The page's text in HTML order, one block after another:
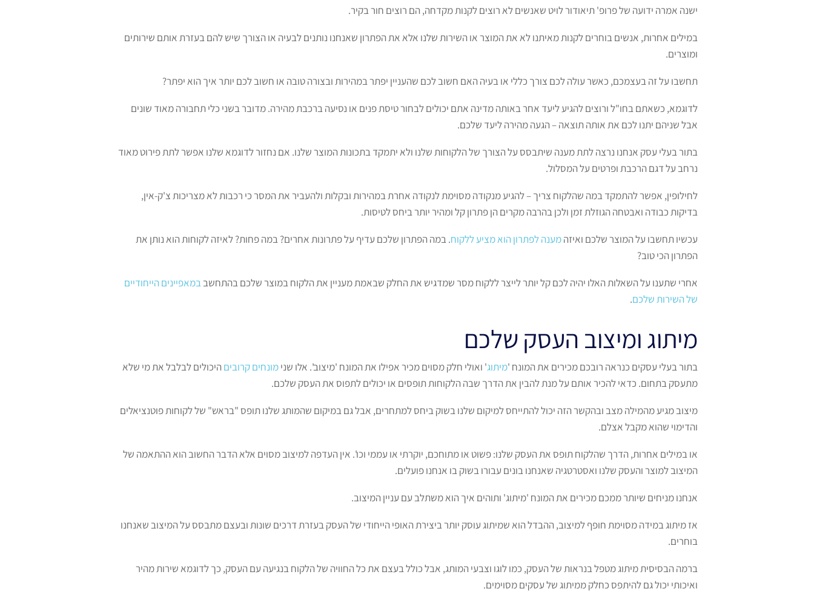
ישנה אמרה ידועה של פרופ' תיאודור לויט שאנשים לא רוצים לקנות מקדחה, הם רוצים חור בקיר.
במילים אחרות, אנשים בוחרים לקנות מאיתנו לא את המוצר או השירות שלנו אלא את הפתרון שאנחנו נותנים לבעיה או הצורך שיש להם בעזרת אותם שירותים
ומוצרים.
תחשבו על זה בעצמכם, כאשר עולה לכם צורך כללי או בעיה האם חשוב לכם שהעניין יפתר במהירות ובצורה טובה או חשוב לכם יותר איך הוא יפתר?
לדוגמא, כשאתם בחו"ל ורוצים להגיע ליעד אחר באותה מדינה אתם יכולים לבחור טיסת פנים או נסיעה ברכבת מהירה. מדובר בשני כלי תחבורה מאוד שונים
אבל שניהם יתנו לכם את אותה תוצאה – הגעה מהירה ליעד שלכם.
בתור בעלי עסק אנחנו נרצה לתת מענה שיתבסס על הצורך של הלקוחות שלנו ולא יתמקד בתכונות המוצר שלנו. אם נחזור לדוגמא שלנו אפשר לתת פירוט מאוד
נרחב על דגם הרכבת ופרטים על המסלול.
לחילופין, אפשר להתמקד במה שהלקוח צריך – להגיע מנקודה מסוימת לנקודה אחרת במהירות ובקלות ולהעביר את המסר כי רכבות לא מצריכות צ'ק-אין,
בדיקות כבודה ואבטחה הגוזלת זמן ולכן בהרבה מקרים הן פתרון קל ומהיר יותר ביחס לטיסות.
עכשיו תחשבו על המוצר שלכם ואיזהמענה לפתרון הוא מציע ללקוח. במה הפתרון שלכם עדיף על פתרונות אחרים? במה פחות? לאיזה לקוחות הוא נותן את
הפתרון הכי טוב?
אחרי שתענו על השאלות האלו יהיה לכם קל יותר לייצר ללקוח מסר שמדגיש את החלק שבאמת מעניין את הלקוח במוצר שלכם בהתחשבבמאפיינים הייחודיים
של השירות שלכם.
מיתוג ומיצוב העסק שלכם
בתור בעלי עסקים כנראה רובכם מכירים את המונח 'מיתוג' ואולי חלק מסוים מכיר אפילו את המונח 'מיצוב'. אלו שנימונחים קרוביםהיכולים לבלבל את מי שלא
מתעסק בתחום. כדאי להכיר אותם על מנת להבין את הדרך שבה הלקוחות תופסים או יכולים לתפוס את העסק שלכם.
מיצוב מגיע מהמילה מצב ובהקשר הזה יכול להתייחס למיקום שלנו בשוק ביחס למתחרים, אבל גם במיקום שהמותג שלנו תופס "בראש" של לקוחות פוטנציאלים
והדימוי שהוא מקבל אצלם.
או במילים אחרות, הדרך שהלקוח תופס את העסק שלנו: פשוט או מתוחכם, יוקרתי או עממי וכו'. אין העדפה למיצוב מסוים אלא הדבר החשוב הוא ההתאמה של
המיצוב למוצר והעסק שלנו ואסטרטגיה שאנחנו בונים עבורו בשוק בו אנחנו פועלים.
אנחנו מניחים שיותר ממכם מכירים את המונח 'מיתוג' ותוהים איך הוא משתלב עם עניין המיצוב.
אז מיתוג במידה מסוימת חופף למיצוב, ההבדל הוא שמיתוג עוסק יותר ביצירת האופי הייחודי של העסק בעזרת דרכים שונות ובעצם מתבסס על המיצוב שאנחנו
בוחרים.
ברמה הבסיסית מיתוג מטפל בנראות של העסק, כמו לוגו וצבעי המותג, אבל כולל בעצם את כל החוויה של הלקוח בנגיעה עם העסק, כך לדוגמא שירות מהיר
ואיכותי יכול גם להיתפס כחלק ממיתוג של עסקים מסוימים.